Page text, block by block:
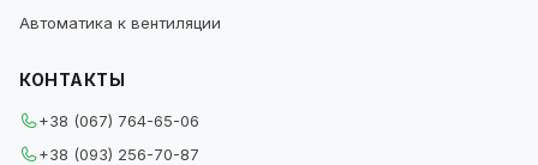
Автоматика к вентиляции
КОНТАКТЫ
+38 (067) 764-65-06
+38 (093) 256-70-87